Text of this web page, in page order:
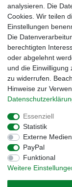
Impressum
Widerrufs­recht
analysieren. Die
Cookies. Wir teilen
Einstellungen
Die
berechtigten
oder abgelehnt
und die
zu widerrufen.
Hinweise zur
Essenziell
Statistik
Externe Medien
PayPal
Funktional
Weitere